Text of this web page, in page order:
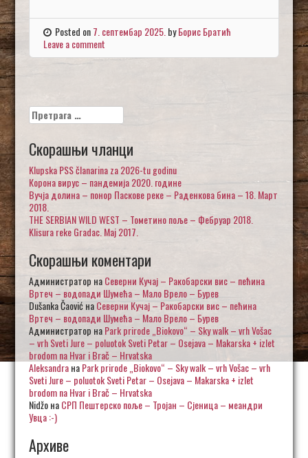
Posted on7. септембар 2025.byБорис Братић
Leave a comment
Претрага
за:
Скорашњи чланци
Klupska PSS članarina za 2026-tu godinu
Корона вирус – пандемија 2020. године
Вучја долина – понор Паскове реке – Раденкова бина – 18. Март
2018.
THE SERBIAN WILD WEST – Тометино поље – Фебруар 2018.
Klisura reke Gradac. Maj 2017.
Скорашњи коментари
Администратор наСеверни Кучај – Ракобарски вис – пећина
Вртеч – водопади Шумећа – Мало Врело – Бурев
Dušanka ČaovićнаСеверни Кучај – Ракобарски вис – пећина
Вртеч – водопади Шумећа – Мало Врело – Бурев
Администратор наPark prirode „Biokovo“ – Sky walk – vrh Vošac
– vrh Sveti Jure – poluotok Sveti Petar – Osejava – Makarska + izlet
brodom na Hvar i Brač – Hrvatska
AleksandraнаPark prirode „Biokovo“ – Sky walk – vrh Vošac – vrh
Sveti Jure – poluotok Sveti Petar – Osejava – Makarska + izlet
brodom na Hvar i Brač – Hrvatska
NidžoнаСРП Пештерско поље – Тројан – Сјеница – меандри
Увца :-)
Архиве